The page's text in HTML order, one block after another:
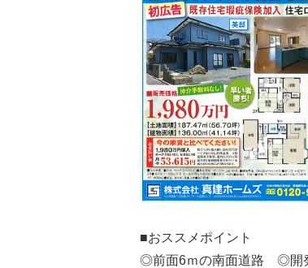
■おススメポイント
◎前面6ｍの南面道路 ◎開